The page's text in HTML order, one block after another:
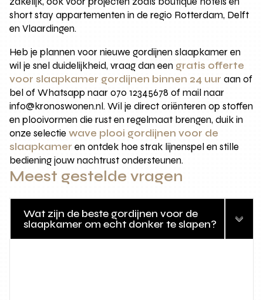
short stay appartementen in de regio Rotterdam, Delft
en Vlaardingen.
Heb je plannen voor nieuwe gordijnen slaapkamer en
wil je snel duidelijkheid, vraag dan een gratis offerte
voor slaapkamer gordijnen binnen 24 uur aan of
bel of Whatsapp naar 070 12345678 of mail naar
info@kronoswonen.nl. Wil je direct oriënteren op stoffen
en plooivormen die rust en regelmaat brengen, duik in
onze selectiewave plooi gordijnen voor de
slaapkamer en ontdek hoe strak lijnenspel en stille
bediening jouw nachtrust ondersteunen.
Meest gestelde vragen
Wat zijn de beste gordijnen voor de
slaapkamer om echt donker te slapen?